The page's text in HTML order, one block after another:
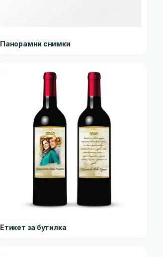
Панорамни снимки
Етикет за бутилка